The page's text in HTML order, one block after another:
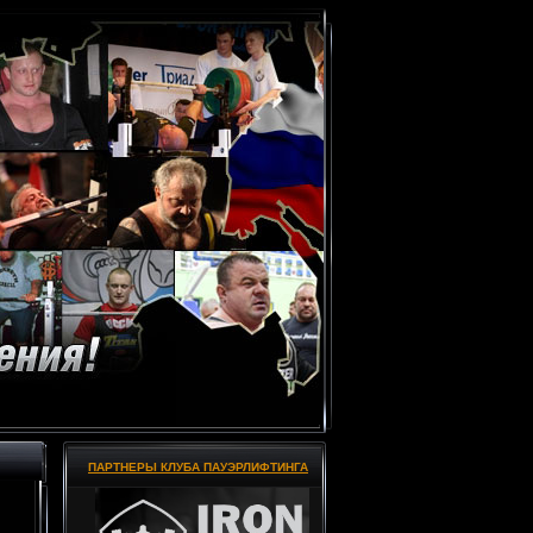
ПАРТНЕРЫ КЛУБА ПАУЭРЛИФТИНГА